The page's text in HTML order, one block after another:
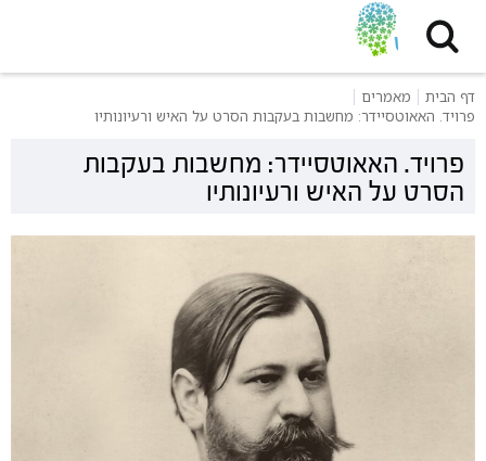
דף הבית
מאמרים
פרויד. האאוטסיידר: מחשבות בעקבות הסרט על האיש ורעיונותיו
פרויד. האאוטסיידר: מחשבות בעקבות
הסרט על האיש ורעיונותיו